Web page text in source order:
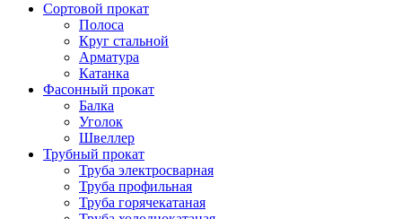
Сортовой прокат
Полоса
Круг стальной
Арматура
Катанка
Фасонный прокат
Балка
Уголок
Швеллер
Трубный прокат
Труба электросварная
Труба профильная
Труба горячекатаная